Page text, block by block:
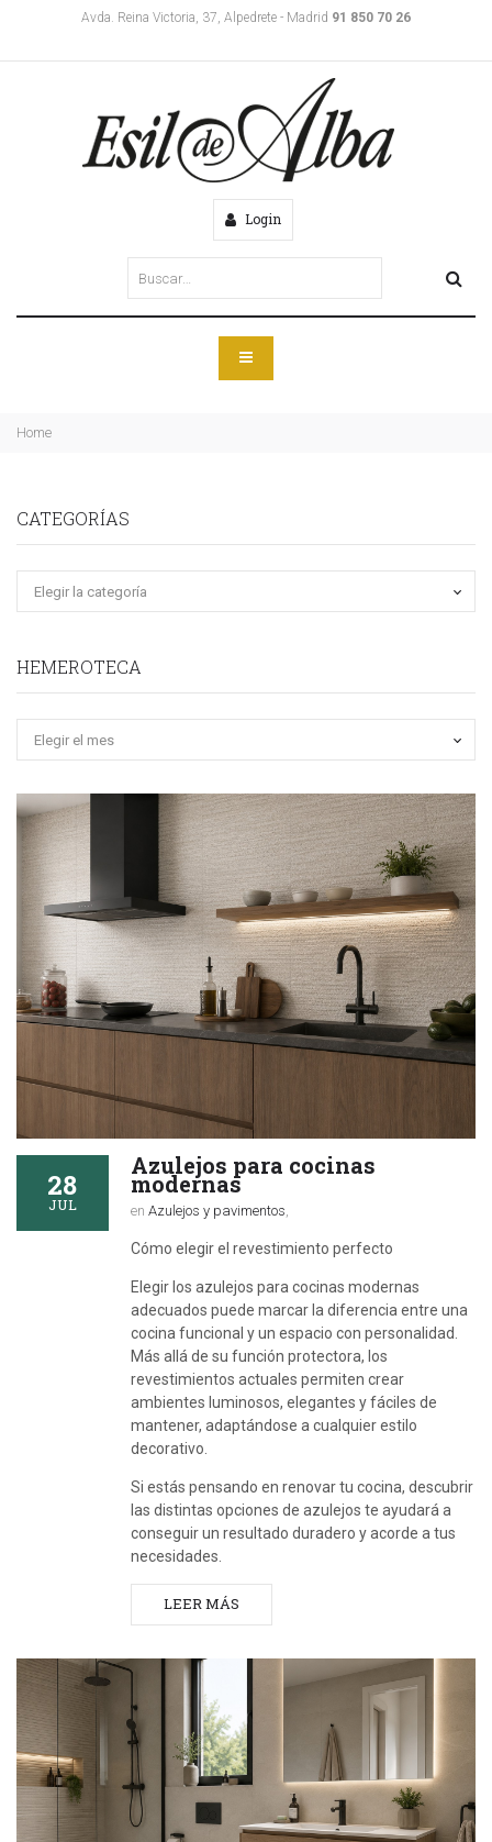
Avda. Reina Victoria, 37, Alpedrete - Madrid 91 850 70 26
Login
Home
CATEGORÍAS
HEMEROTECA
28
JUL
Azulejos para cocinas
modernas
en Azulejos y pavimentos
Cómo elegir el revestimiento perfecto
Elegir los azulejos para cocinas modernas
adecuados puede marcar la diferencia entre una
cocina funcional y un espacio con personalidad.
Más allá de su función protectora, los
revestimientos actuales permiten crear
ambientes luminosos, elegantes y fáciles de
mantener, adaptándose a cualquier estilo
decorativo.
Si estás pensando en renovar tu cocina, descubrir
las distintas opciones de azulejos te ayudará a
conseguir un resultado duradero y acorde a tus
necesidades.
LEER MÁS